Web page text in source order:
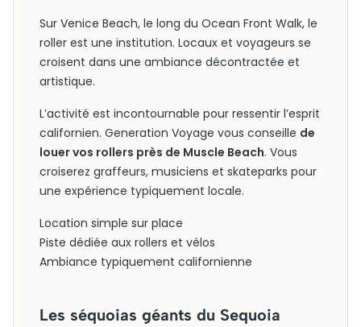
Sur Venice Beach, le long du Ocean Front Walk, le
roller est une institution. Locaux et voyageurs se
croisent dans une ambiance décontractée et
artistique.
L’activité est incontournable pour ressentir l’esprit
californien. Generation Voyage vous conseille de
louer vos rollers près de Muscle Beach. Vous
croiserez graffeurs, musiciens et skateparks pour
une expérience typiquement locale.
Location simple sur place
Piste dédiée aux rollers et vélos
Ambiance typiquement californienne
Les séquoias géants du Sequoia